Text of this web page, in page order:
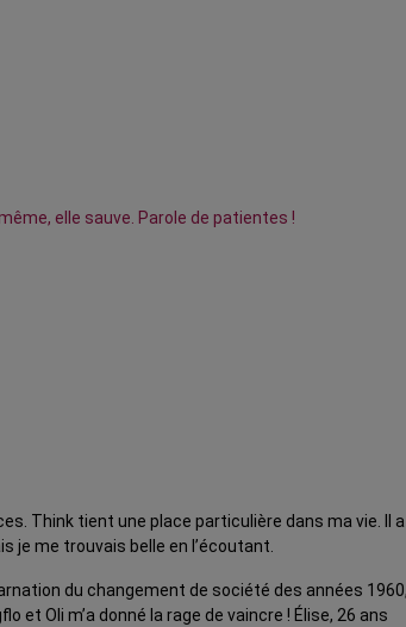
elle sauve. Parole de patientes !
Think tient une place particulière dans ma vie. Il
je me trouvais belle en l’écoutant.
du changement de société des années
et Oli m’a donné la rage de vaincre ! Élise, 26 ans